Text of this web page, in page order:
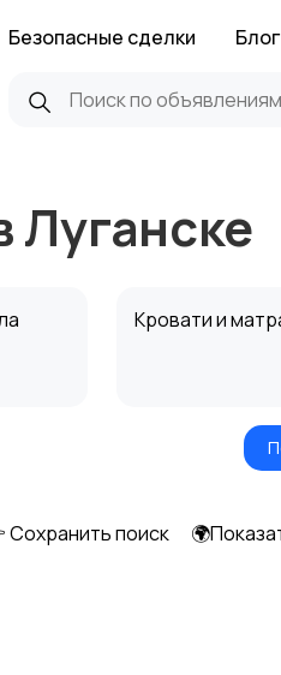
Безопасные сделки Блог
Луганске
Кровати и
Сохранить поиск